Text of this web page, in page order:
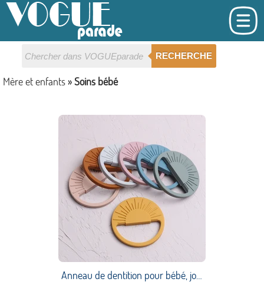
RECHERCHE
Mère et enfants »Soins bébé
Anneau de dentition pour bébé, jouets molaires pour soulager la douleur dentaire, jouets apaisants, accessoires pour nouveau né, cadeau de fête prénatale, Logo personnalisé